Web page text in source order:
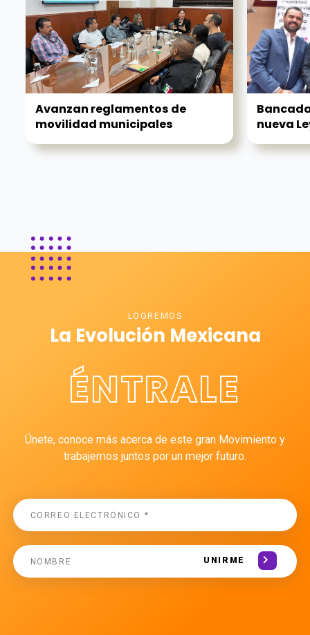
Avanzan reglamentos de
movilidad municipales
nueva
LOGREMOS
La Evolución Mexicana
ÉNTRALE
Únete, conoce más acerca de este gran Movimiento y
trabajemos juntos por un mejor futuro.
UNIRME